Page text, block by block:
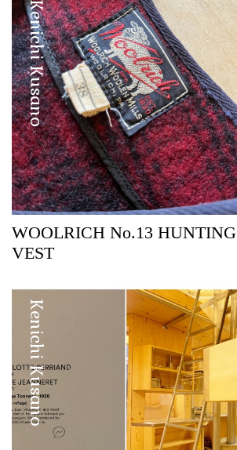
Kenichi Kusano
WOOLRICH No.13 HUNTING
VEST
Kenichi Kusano